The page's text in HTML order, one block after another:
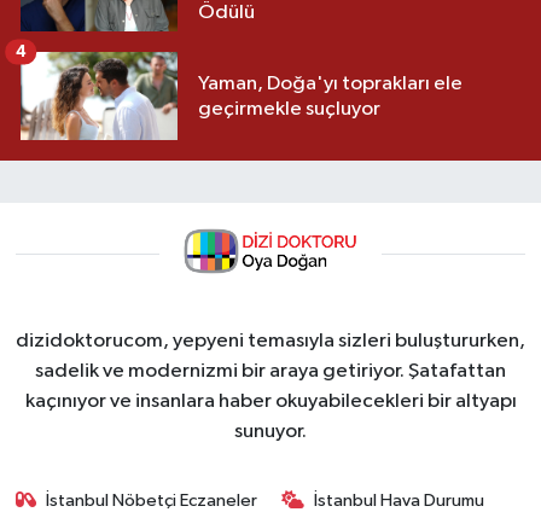
Ödülü
Yaman, Doğa'yı toprakları ele
geçirmekle suçluyor
4
dizidoktorucom, yepyeni temasıyla sizleri buluştururken,
sadelik ve modernizmi bir araya getiriyor. Şatafattan
kaçınıyor ve insanlara haber okuyabilecekleri bir altyapı
sunuyor.
İstanbul Nöbetçi Eczaneler İstanbul Hava Durumu